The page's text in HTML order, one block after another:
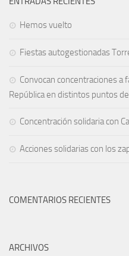
Hemos vuelto
Fiestas autogestionadas
Convocan concentraciones
República en distintos puntos
Concentración solidaria con
Acciones solidarias con los
COMENTARIOS RECIENTES
ARCHIVOS